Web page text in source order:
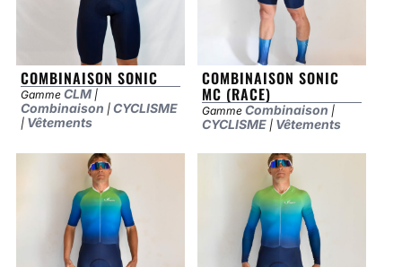
COMBINAISON SONIC
Gamme CLM |
Combinaison | CYCLISME
| Vêtements
COMBINAISON SONIC
MC (RACE)
Gamme Combinaison |
CYCLISME| Vêtements